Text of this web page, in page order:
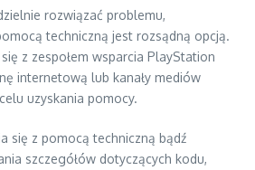
rozwiązać problemu,
techniczną jest rozsądną opcją.
z zespołem wsparcia PlayStation
internetową lub kanały mediów
uzyskania pomocy.
się z pomocą techniczną bądź
szczegółów dotyczących kodu,